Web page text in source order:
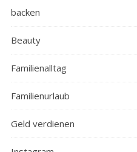
backen
Beauty
Familienalltag
Familienurlaub
Geld verdienen